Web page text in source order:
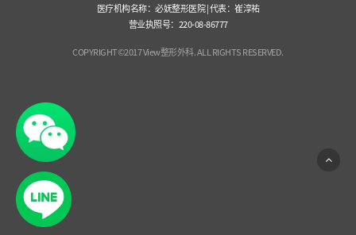
医疗机构名称：必妩整形医院 | 代表：崔淳祐
营业执照号：220-08-86777
COPYRIGHT©2017 View整形外科. ALL RIGHTS RESERVED.